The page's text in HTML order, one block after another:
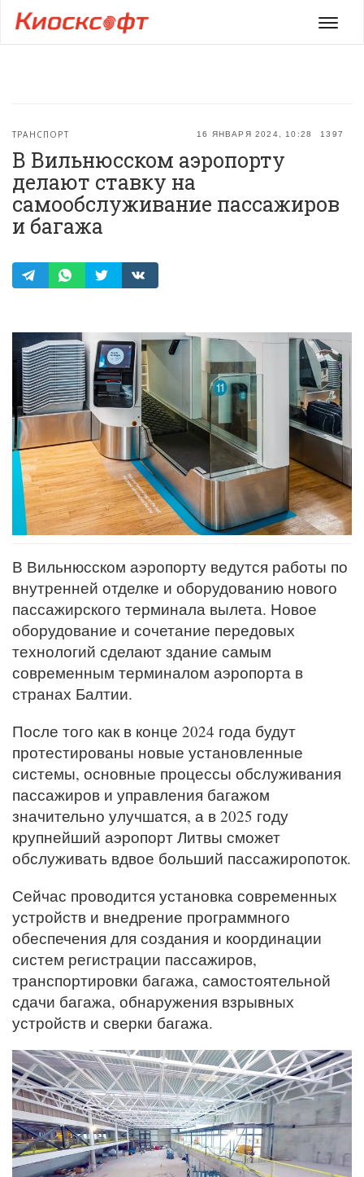
Меню
16 ЯНВАРЯ 2024, 10:28 1397
ТРАНСПОРТ
В Вильнюсском аэропорту
делают ставку на
самообслуживание пассажиров
и багажа
В Вильнюсском аэропорту ведутся работы по
внутренней отделке и оборудованию нового
пассажирского терминала вылета. Новое
оборудование и сочетание передовых
технологий сделают здание самым
современным терминалом аэропорта в
странах Балтии.
После того как в конце 2024 года будут
протестированы новые установленные
системы, основные процессы обслуживания
пассажиров и управления багажом
значительно улучшатся, а в 2025 году
крупнейший аэропорт Литвы сможет
обслуживать вдвое больший пассажиропоток.
Сейчас проводится установка современных
устройств и внедрение программного
обеспечения для создания и координации
систем регистрации пассажиров,
транспортировки багажа, самостоятельной
сдачи багажа, обнаружения взрывных
устройств и сверки багажа.